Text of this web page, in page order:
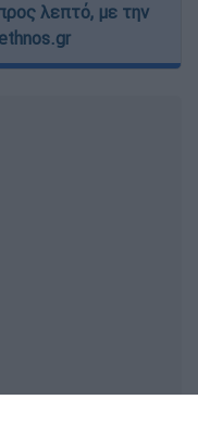
λεπτό, με την